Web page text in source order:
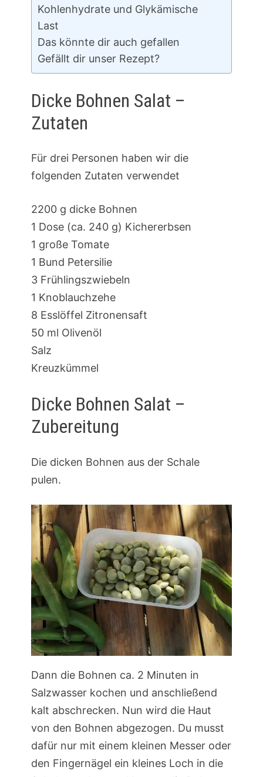
Kohlenhydrate und Glykämische
Last
Das könnte dir auch gefallen
Gefällt dir unser Rezept?
Dicke Bohnen Salat –
Zutaten
Für drei Personen haben wir die
folgenden Zutaten verwendet
2200 g dicke Bohnen
1 Dose (ca. 240 g) Kichererbsen
1 große Tomate
1 Bund Petersilie
3 Frühlingszwiebeln
1 Knoblauchzehe
8 Esslöffel Zitronensaft
50 ml Olivenöl
Salz
Kreuzkümmel
Dicke Bohnen Salat –
Zubereitung
Die dicken Bohnen aus der Schale
pulen.
Dann die Bohnen ca. 2 Minuten in
Salzwasser kochen und anschließend
kalt abschrecken. Nun wird die Haut
von den Bohnen abgezogen. Du musst
dafür nur mit einem kleinen Messer oder
den Fingernägel ein kleines Loch in die